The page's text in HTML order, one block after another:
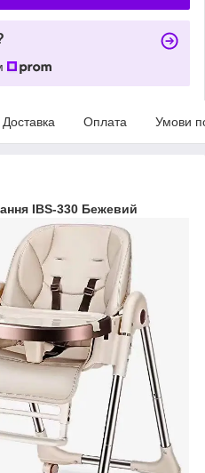
Доставка Оплата Умови
IBS-330 Бежевий